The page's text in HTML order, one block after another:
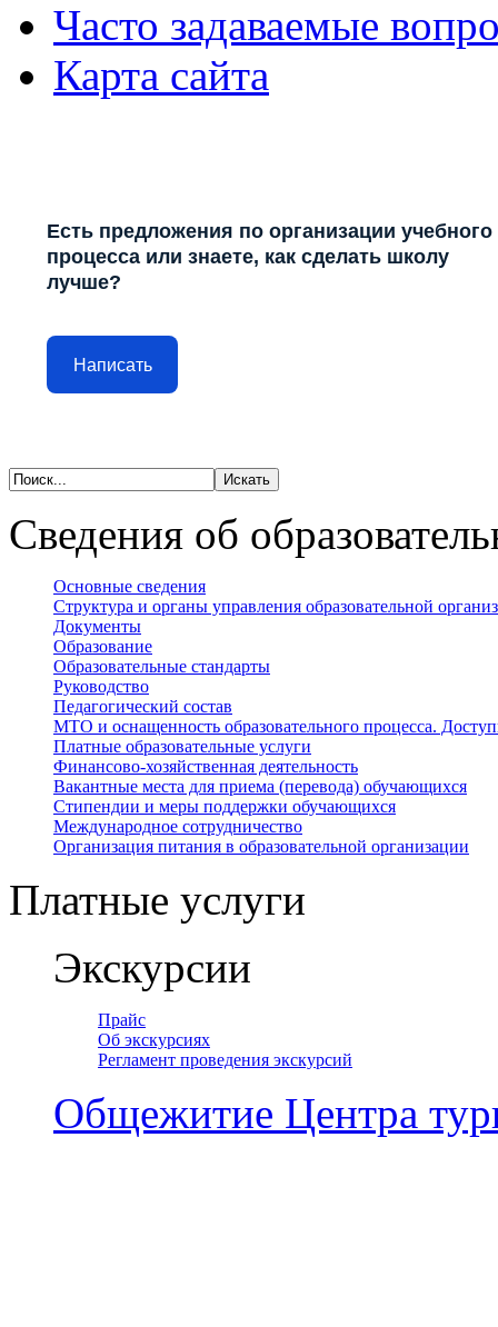
Часто задаваемые
Карта сайта
Есть предложения по организации учебного
процесса или знаете, как сделать школу
лучше?
Написать
Сведения об
Основные сведения
Структура и органы управления образовательной
Документы
Образование
Образовательные стандарты
Руководство
Педагогический состав
МТО и оснащенность образовательного процесса.
Платные образовательные услуги
Финансово-хозяйственная деятельность
Вакантные места для приема (перевода) обучающихся
Стипендии и меры поддержки обучающихся
Международное сотрудничество
Организация питания в образовательной организации
Платные услуги
Экскурсии
Прайс
Об экскурсиях
Регламент проведения экскурсий
Общежитие Центра